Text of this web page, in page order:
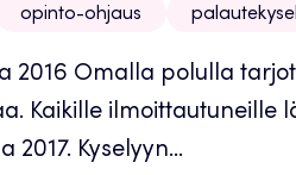
opinto-ohjaus
2016 Omalla polulla
Kaikille ilmoittautuneille
2017. Kyselyyn...